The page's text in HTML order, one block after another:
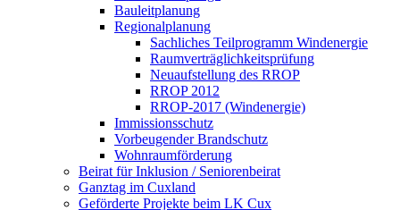
Bauleitplanung
Regionalplanung
Sachliches Teilprogramm Windenergie
Raumverträglichkeitsprüfung
Neuaufstellung des RROP
RROP 2012
RROP-2017 (Windenergie)
Immissionsschutz
Vorbeugender Brandschutz
Wohnraumförderung
Beirat für Inklusion / Seniorenbeirat
Ganztag im Cuxland
Geförderte Projekte beim LK Cux